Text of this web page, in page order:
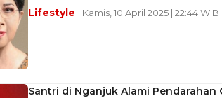
Lifestyle | Kamis, 10 April 2025 | 22:44 WIB
Santri di Nganjuk Alami Pendarahan